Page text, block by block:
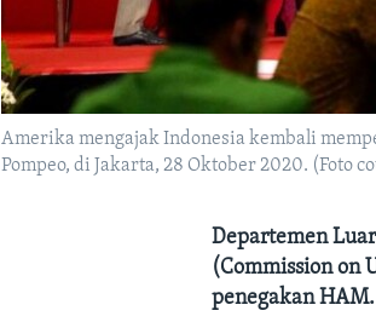
Amerika mengajak Indonesia kembali
Pompeo, di Jakarta, 28 Oktober 2020. (Foto
Departemen
(Commission on
penegakan HAM.